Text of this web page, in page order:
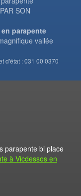
SON
parapente
vallée
d'état : 031 00 0370
parapente bi place
à Vicdessos en